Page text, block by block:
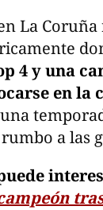
La
4 y una
en
a las